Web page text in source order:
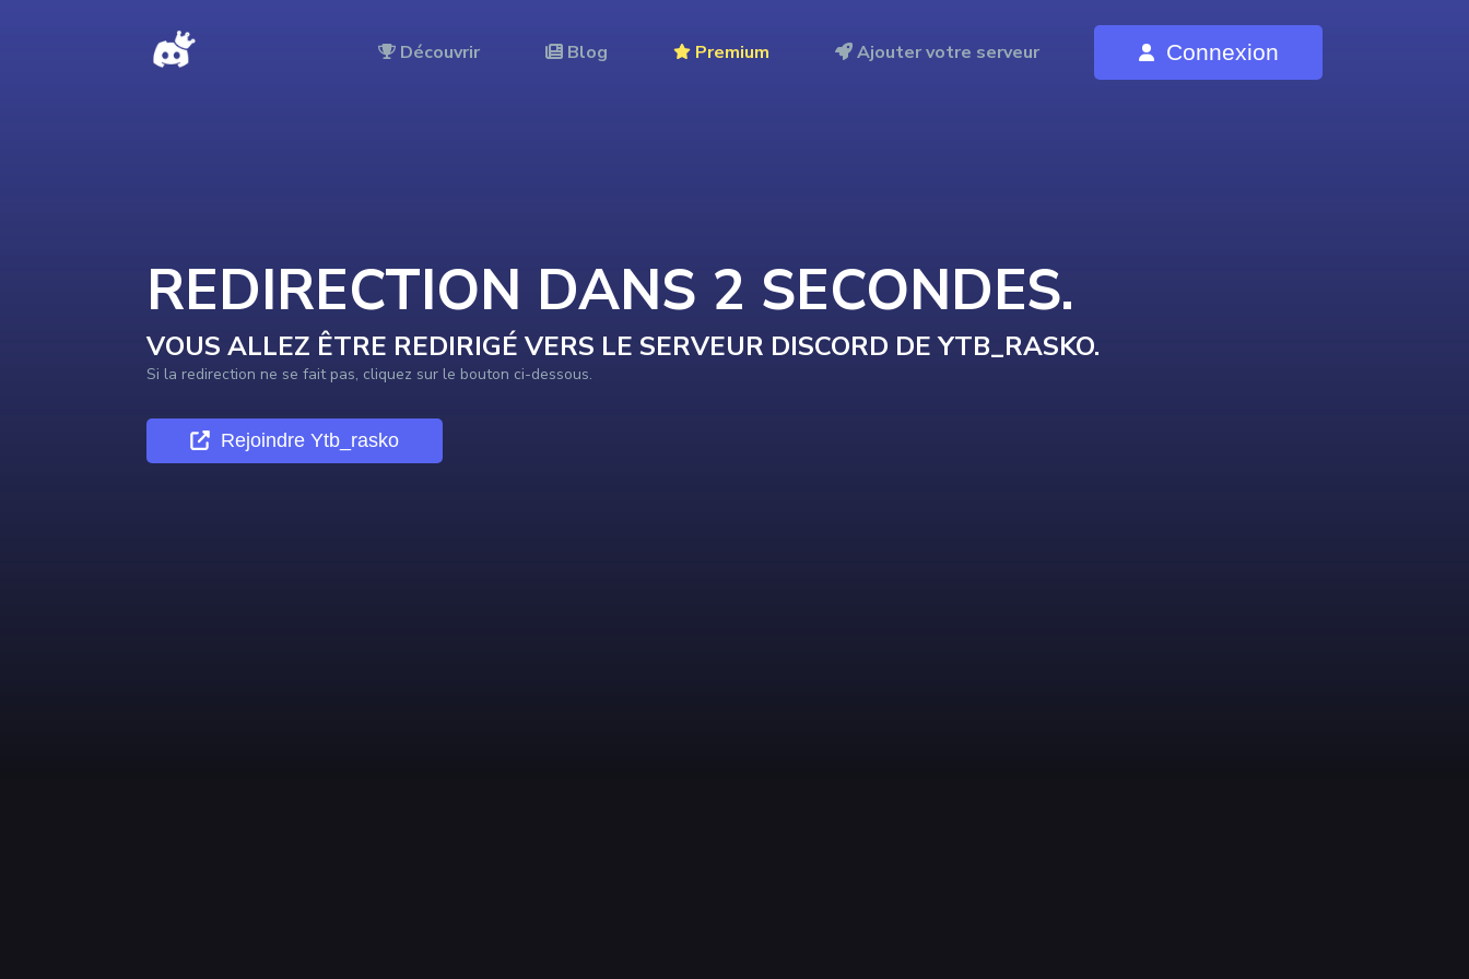
Découvrir Blog Premium Ajouter votre serveur Connexion
REDIRECTION DANS 2 SECONDES.
VOUS ALLEZ ÊTRE REDIRIGÉ VERS LE SERVEUR DISCORD DEYTB_RASKO.
Si la redirection ne se fait pas, cliquez sur le bouton ci-dessous.
RejoindreYtb_rasko